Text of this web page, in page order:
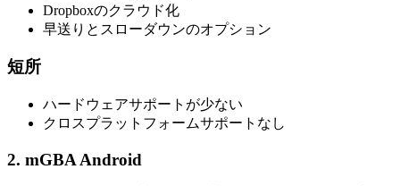
Dropboxのクラウド化
早送りとスローダウンのオプション
短所
ハードウェアサポートが少ない
クロスプラットフォームサポートなし
2. mGBA Android